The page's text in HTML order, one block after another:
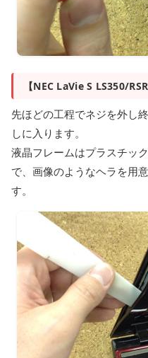
【NEC LaVie S LS350/
先ほどの工程でネジを外し
しに入ります。
液晶フレームはプラスチッ
で、画像のようなヘラを用
す。